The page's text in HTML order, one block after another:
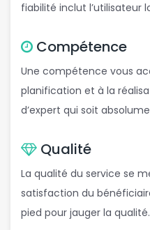
fiabilité inclut l’utilisateur
Compétence
Une compétence vous
planification et à la
d’expert qui soit
Qualité
La qualité du service se
satisfaction du
pied pour jauger la qualité.